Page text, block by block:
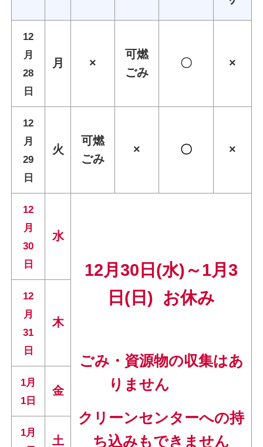
12
月
28
日
月 ×
可燃
ごみ
〇 ×
12
月
29
日
火
可燃
ごみ
× 〇 ×
12
月
30
日
水
12月30日(水)～1月3
日(日) お休み
ごみ・資源物の収集はあ
りません
クリーンセンターへの持
ち込みもできません
12
月
31
日
木
1月
1日
金
1月
土